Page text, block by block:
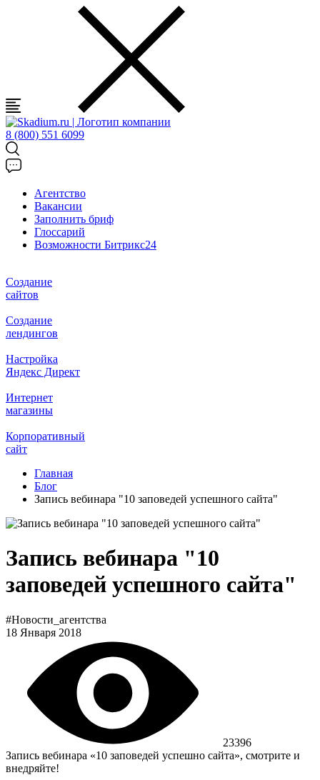
8 (800) 551 6099
Агентство
Вакансии
Заполнить бриф
Глоссарий
Возможности Битрикс24
Создание
сайтов
Создание
лендингов
Настройка
Яндекс Директ
Интернет
магазины
Корпоративный
сайт
Главная
Блог
Запись вебинара "10 заповедей успешного сайта"
Запись вебинара "10
заповедей успешного сайта"
#Новости_агентства
18 Января 2018
23396
Запись вебинара «10 заповедей успешно сайта», смотрите и
внедряйте!